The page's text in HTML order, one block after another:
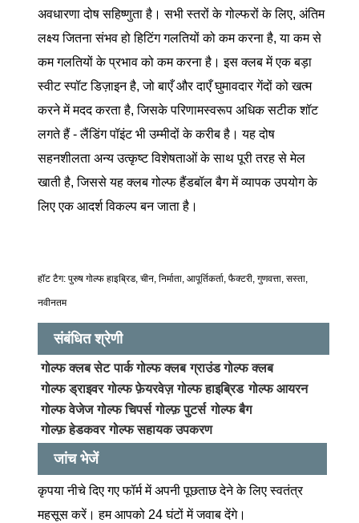
अवधारणा दोष सहिष्णुता है। सभी स्तरों के गोल्फरों के लिए, अंतिम
लक्ष्य जितना संभव हो हिटिंग गलतियों को कम करना है, या कम से
कम गलतियों के प्रभाव को कम करना है। इस क्लब में एक बड़ा
स्वीट स्पॉट डिज़ाइन है, जो बाएँ और दाएँ घुमावदार गेंदों को खत्म
करने में मदद करता है, जिसके परिणामस्वरूप अधिक सटीक शॉट
लगते हैं - लैंडिंग पॉइंट भी उम्मीदों के करीब है। यह दोष
सहनशीलता अन्य उत्कृष्ट विशेषताओं के साथ पूरी तरह से मेल
खाती है, जिससे यह क्लब गोल्फ हैंडबॉल बैग में व्यापक उपयोग के
लिए एक आदर्श विकल्प बन जाता है।
हॉट टैग: पुरुष गोल्फ हाइब्रिड, चीन, निर्माता, आपूर्तिकर्ता, फैक्टरी, गुणवत्ता, सस्ता,
नवीनतम
संबंधित श्रेणी
गोल्फ क्लब सेट पार्क गोल्फ क्लब ग्राउंड गोल्फ क्लब
गोल्फ ड्राइवर गोल्फ फ़ेयरवेज़ गोल्फ हाइब्रिड गोल्फ आयरन
गोल्फ वेजेज गोल्फ चिपर्स गोल्फ़ पुटर्स गोल्फ बैग
गोल्फ़ हेडकवर गोल्फ सहायक उपकरण
जांच भेजें
कृपया नीचे दिए गए फॉर्म में अपनी पूछताछ देने के लिए स्वतंत्र
महसूस करें। हम आपको 24 घंटों में जवाब देंगे।